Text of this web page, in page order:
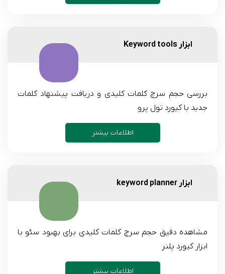
ابزار Keyword tools
بررسی حجم سرچ کلمات کلیدی و دریافت پیشنهاد کلمات
جدید با کیورد تول پرو
اطلاعات بیشتر
ابزار keyword planner
مشاهده دقیق حجم سرچ کلمات کلیدی برای بهبود سئو با
ابزار کیورد پلنر
اطلاعات بیشتر